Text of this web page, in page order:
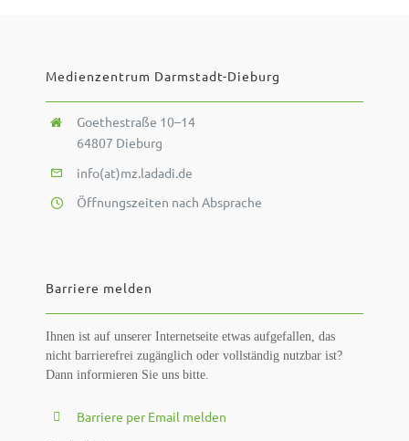
Medienzentrum Darmstadt-Dieburg
Goethestraße 10–14
64807 Dieburg
info(at)mz.ladadi.de
Öffnungszeiten nach Absprache
Barriere melden
Ihnen ist auf unserer Internetseite etwas aufgefallen, das
nicht barrierefrei zugänglich oder vollständig nutzbar ist?
Dann informieren Sie uns bitte.
Barriere per Email melden